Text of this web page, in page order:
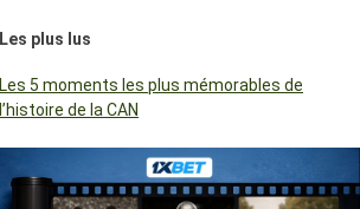
Les plus lus
Les 5 moments les plus mémorables de
l’histoire de la CAN